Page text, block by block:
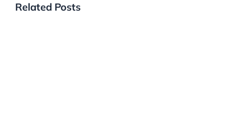
Related Posts